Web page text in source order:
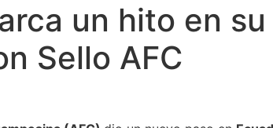
un hito en
Sello AFC